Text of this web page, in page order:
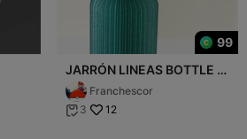
99
JARRÓN LINEAS BOTTLE /
VASE BOTTLE
Franchescor
 3 12